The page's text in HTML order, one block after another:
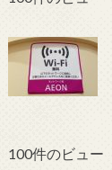
100件のビュー